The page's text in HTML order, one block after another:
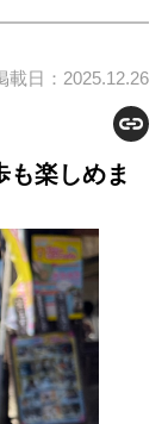
定休
載日：2025.12.26
も楽しめま